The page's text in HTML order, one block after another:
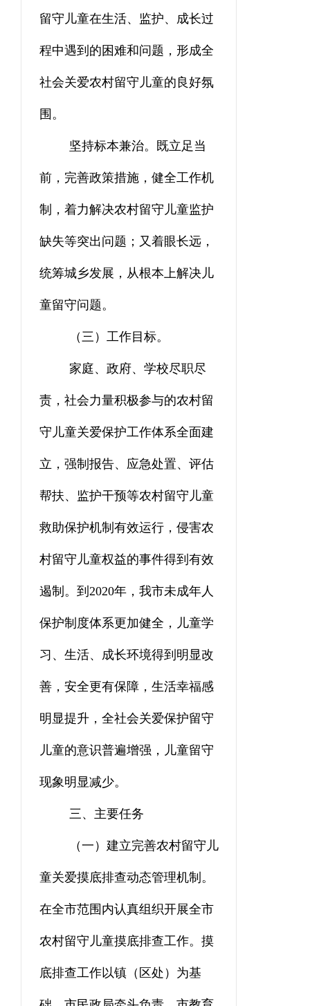
留守儿童在生活、监护、成长过
程中遇到的困难和问题，形成全
社会关爱农村留守儿童的良好氛
围。
坚持标本兼治。既立足当
前，完善政策措施，健全工作机
制，着力解决农村留守儿童监护
缺失等突出问题；又着眼长远，
统筹城乡发展，从根本上解决儿
童留守问题。
（三）工作目标。
家庭、政府、学校尽职尽
责，社会力量积极参与的农村留
守儿童关爱保护工作体系全面建
立，强制报告、应急处置、评估
帮扶、监护干预等农村留守儿童
救助保护机制有效运行，侵害农
村留守儿童权益的事件得到有效
遏制。到 2020年，我市未成年人
保护制度体系更加健全，儿童学
习、生活、成长环境得到明显改
善，安全更有保障，生活幸福感
明显提升，全社会关爱保护留守
儿童的意识普遍增强，儿童留守
现象明显减少。
三、主要任务
（一） 建立完善农村留守儿
童关爱摸底排查动态管理机制。
在全市范围内认真组织开展全市
农村留守儿童摸底排查工作。 摸
底排查工作以镇（区处）为基